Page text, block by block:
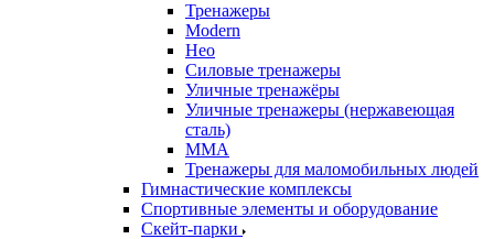
Тренажеры
Modern
Нео
Силовые тренажеры
Уличные тренажёры
Уличные тренажеры (нержавеющая
сталь)
ММА
Тренажеры для маломобильных людей
Гимнастические комплексы
Спортивные элементы и оборудование
Скейт-парки